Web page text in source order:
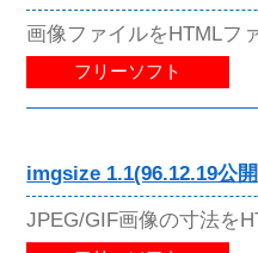
画像ファイルをHTMLフ
フリーソフト
imgsize 1.1(96.12.19公
JPEG/GIF画像の寸法を